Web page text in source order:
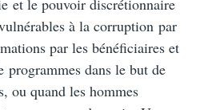
et le pouvoir discrétionnaire
à la corruption par
par les bénéficiaires et
programmes dans le but de
ou quand les hommes